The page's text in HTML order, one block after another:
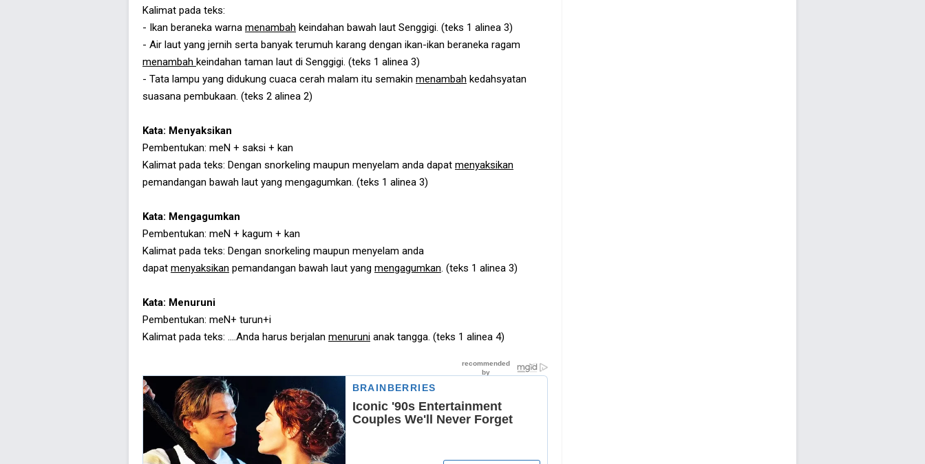
Kalimat pada teks:
- Ikan beraneka warna menambah keindahan bawah laut Senggigi. (teks 1 alinea 3)
- Air laut yang jernih serta banyak terumuh karang dengan ikan-ikan beraneka ragam
menambah keindahan taman laut di Senggigi. (teks 1 alinea 3)
- Tata lampu yang didukung cuaca cerah malam itu semakin menambah kedahsyatan
suasana pembukaan. (teks 2 alinea 2)
Kata: Menyaksikan
Pembentukan: meN + saksi + kan
Kalimat pada teks: Dengan snorkeling maupun menyelam anda dapat menyaksikan
pemandangan bawah laut yang mengagumkan. (teks 1 alinea 3)
Kata: Mengagumkan
Pembentukan: meN + kagum + kan
Kalimat pada teks: Dengan snorkeling maupun menyelam anda
dapat menyaksikan pemandangan bawah laut yang mengagumkan. (teks 1 alinea 3)
Kata: Menuruni
Pembentukan: meN+ turun+i
Kalimat pada teks: ....Anda harus berjalan menuruni anak tangga. (teks 1 alinea 4)